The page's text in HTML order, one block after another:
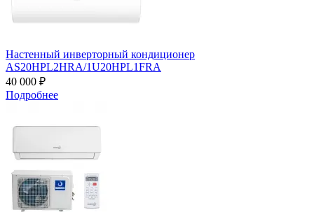
Настенный инверторный кондиционер
AS20HPL2HRA/1U20HPL1FRA
40 000 ₽
Подробнее